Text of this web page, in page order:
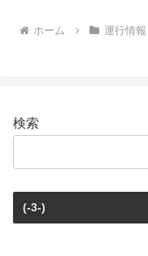
ホーム 運行情報
検索
(-3-)